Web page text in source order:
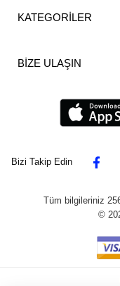
KATEGORİLER
BİZE ULAŞIN
Bizi Takip Edin
Tüm bilgileriniz
©